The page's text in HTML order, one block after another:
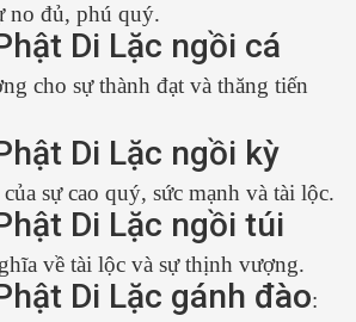
no đủ, phú quý.
Di Lặc ngồi cá
cho sự thành đạt và thăng tiến
Di Lặc ngồi kỳ
sự cao quý, sức mạnh và tài lộc.
Di Lặc ngồi túi
về tài lộc và sự thịnh vượng.
Di Lặc gánh đào: